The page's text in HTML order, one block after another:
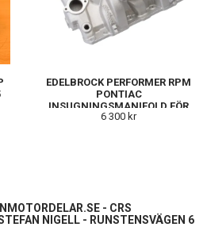
EDELBROCK PERFORMER RPM
PONTIAC
INSUGNINGSMANIFOLD FÖR
PONTIAC 326–455 V8
6 300 kr
- CRS
NIGELL - RUNSTENSVÄGEN 6